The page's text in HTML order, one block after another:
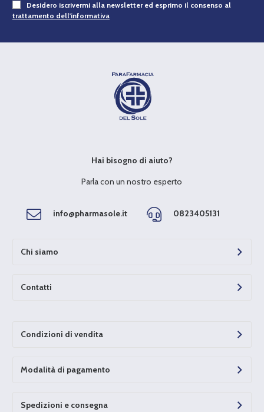
Desidero iscrivermi alla newsletter ed esprimo il consenso al
trattamento dell'informativa
Hai bisogno di aiuto?
Parla con un nostro esperto
info@pharmasole.it 0823405131
Chi siamo
Contatti
Condizioni di vendita
Modalità di pagamento
Spedizioni e consegna